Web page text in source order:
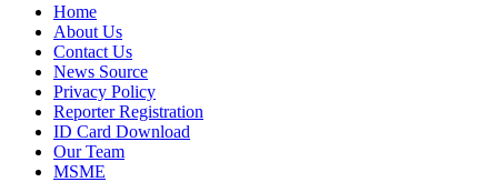
Home
About Us
Contact Us
News Source
Privacy Policy
Reporter Registration
ID Card Download
Our Team
MSME